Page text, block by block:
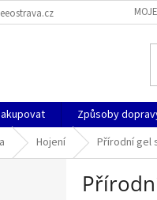
Způsoby
Hojení Přírodní gel